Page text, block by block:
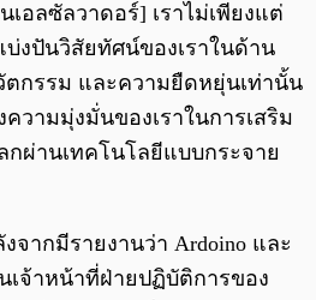
เอลซัลวาดอร์] เราไม่เพียงแต่
งปันวิสัยทัศน์ของเราในด้าน
ตกรรม และความยืดหยุ่นเท่านั้น
ความมุ่งมั่นของเราในการเสริม
ผ่านเทคโนโลยีแบบกระจาย
จากมีรายงานว่า Ardoino และ
นเจ้าหน้าที่ฝ่ายปฏิบัติการของ